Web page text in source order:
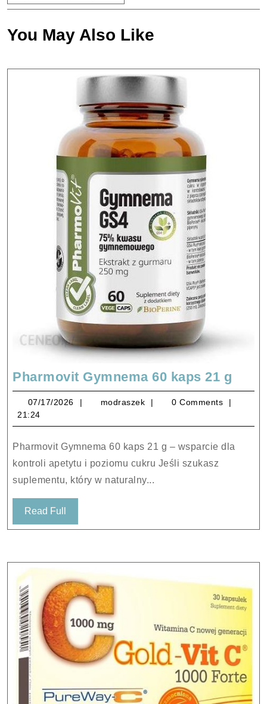
You May Also Like
Pharmovit Gymnema 60 kaps 21 g
kaps
g
07/17/2026 07/17/2026
modraszek modraszek
0 Comments
21:24
Pharmovit Gymnema 60 kaps 21 g – wsparcie dla
kontroli apetytu i poziomu cukru Jeśli szukasz
suplementu, który w naturalny...
Read Full
Full